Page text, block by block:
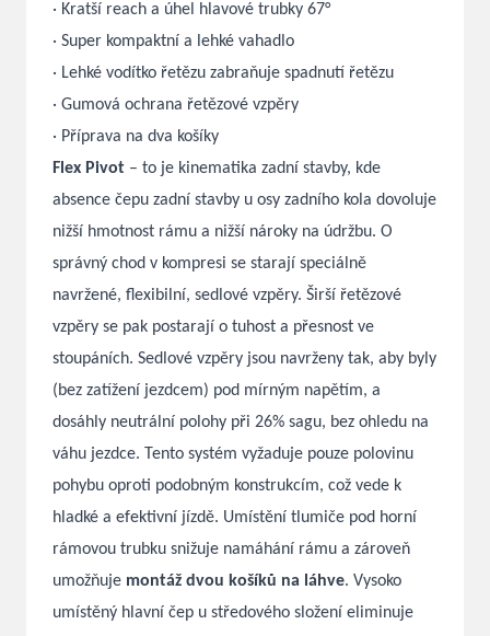
· Kratší reach a úhel hlavové trubky 67°
· Super kompaktní a lehké vahadlo
· Lehké vodítko řetězu zabraňuje spadnutí řetězu
· Gumová ochrana řetězové vzpěry
· Příprava na dva košíky
Flex Pivot – to je kinematika zadní stavby, kde
absence čepu zadní stavby u osy zadního kola dovoluje
nižší hmotnost rámu a nižší nároky na údržbu. O
správný chod v kompresi se starají speciálně
navržené, flexibilní, sedlové vzpěry. Širší řetězové
vzpěry se pak postarají o tuhost a přesnost ve
stoupáních. Sedlové vzpěry jsou navrženy tak, aby byly
(bez zatížení jezdcem) pod mírným napětím, a
dosáhly neutrální polohy při 26% sagu, bez ohledu na
váhu jezdce. Tento systém vyžaduje pouze polovinu
pohybu oproti podobným konstrukcím, což vede k
hladké a efektivní jízdě. Umístění tlumiče pod horní
rámovou trubku snižuje namáhání rámu a zároveň
umožňuje montáž dvou košíků na láhve. Vysoko
umístěný hlavní čep u středového složení eliminuje